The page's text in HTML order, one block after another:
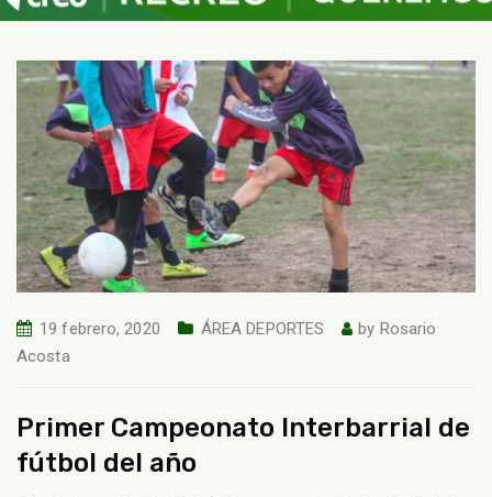
19 febrero, 2020 ÁREA DEPORTES by Rosario
Acosta
Primer Campeonato Interbarrial de
fútbol del año